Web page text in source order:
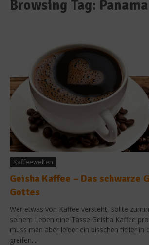
Browsing Tag: Panama
Kaffeewelten
Geisha Kaffee – Das schwarze
Gottes
Wer etwas von Kaffee versteht, sollte
seinem Leben eine Tasse Geisha Kaffee
muss man aber leider ein bisschen tiefer in
greifen....